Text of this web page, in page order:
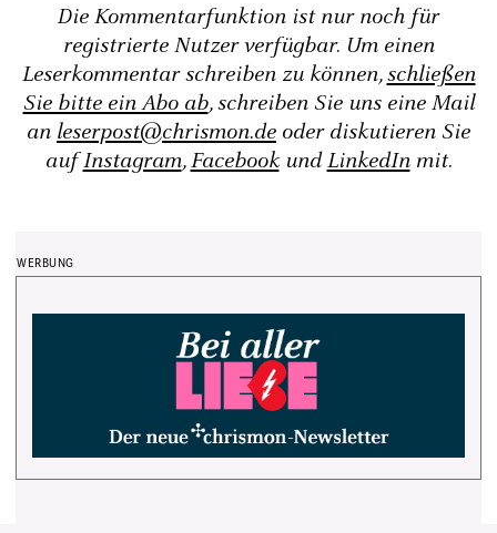
Die Kommentarfunktion ist nur noch für
registrierte Nutzer verfügbar. Um einen
Leserkommentar schreiben zu können,schließen
Sie bitte ein Abo ab, schreiben Sie uns eine Mail
an leserpost@chrismon.de oder diskutieren Sie
aufInstagram,FacebookundLinkedInmit.